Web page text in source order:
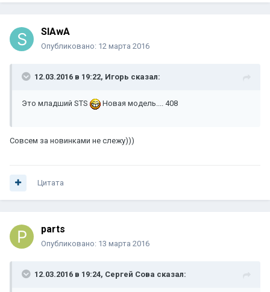
SlAwA
Опубликовано: 12 марта 2016
12.03.2016 в 19:22, Игорь сказал:
Это младший STS Новая модель.... 408
Совсем за новинками не слежу)))
Цитата
parts
Опубликовано: 13 марта 2016
12.03.2016 в 19:24, Сергей Сова сказал: